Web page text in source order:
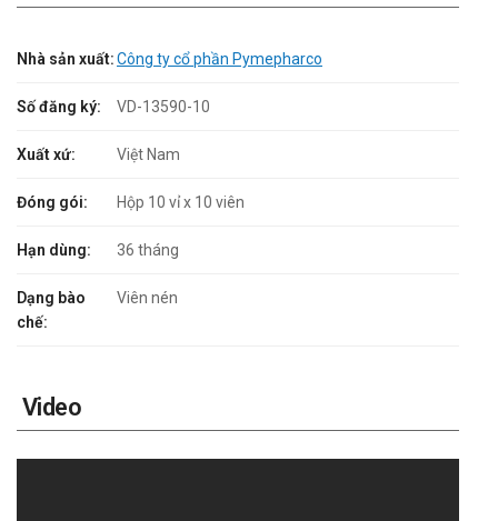
Nhà sản xuất:Công ty cổ phần Pymepharco
Số đăng ký: VD-13590-10
Xuất xứ: Việt Nam
Đóng gói: Hộp 10 vỉ x 10 viên
Hạn dùng: 36 tháng
Dạng bào
chế:
Viên nén
Video